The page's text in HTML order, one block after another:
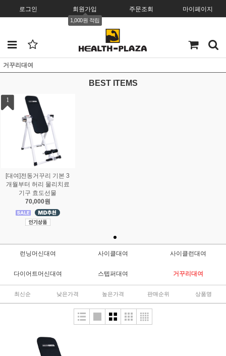
로그인 회원가입
1,000원 적립
주문조회 마이페이지
거꾸리대여
BEST ITEMS
1
[대여]전동거꾸리 기본 3
개월부터 허리 물리치료
기구 효도선물
70,000원
런닝머신대여 사이클대여 사이클런대여
다이어트머신대여 스텝퍼대여 거꾸리대여
최신순 낮은가격 높은가격 판매순위 상품명